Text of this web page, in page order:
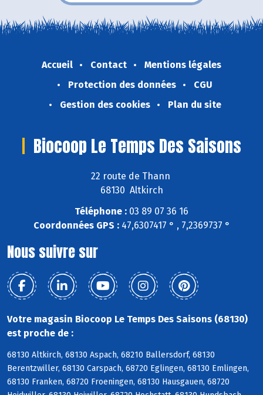
Accueil Contact
Mentions légales
Protection des données
CGU
Gestion des cookies
Plan du site
Biocoop Le Temps Des Saisons
22 route de Thann
68130 Altkirch
Téléphone : 03 89 07 36 16
Coordonnées GPS :47,6307417 ° , 7,2369737 °
Nous suivre sur
Votre magasin Biocoop Le Temps Des Saisons (68130)
est proche de :
68130 Altkirch, 68130 Aspach, 68210 Ballersdorf, 68130
Berentzwiller, 68130 Carspach, 68720 Eglingen, 68130 Emlingen,
68130 Franken, 68720 Froeningen, 68130 Hausgauen, 68720